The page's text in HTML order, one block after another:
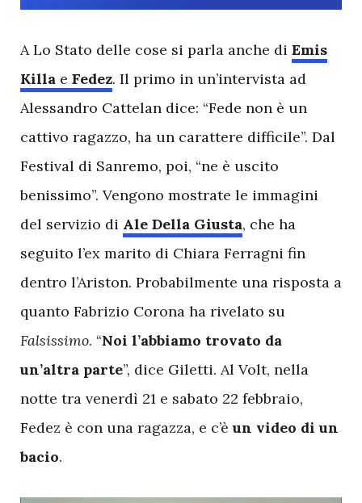
ALo Stato delle cose si parla anche di Emis
Killa e Fedez. Il primo in un’intervista ad
Alessandro Cattelan dice: “Fede non è un
cattivo ragazzo, ha un carattere difficile”. Dal
Festival di Sanremo, poi, “ne è uscito
benissimo”. Vengono mostrate le immagini
del servizio di Ale Della Giusta, che ha
seguito l’ex marito di Chiara Ferragni fin
dentro l’Ariston. Probabilmente una risposta a
quanto Fabrizio Corona ha rivelato su
Falsissimo. “Noi l’abbiamo trovato da
un’altra parte”, dice Giletti. Al Volt, nella
notte tra venerdì 21 e sabato 22 febbraio,
Fedez è con una ragazza, e c’èun video di un
bacio.